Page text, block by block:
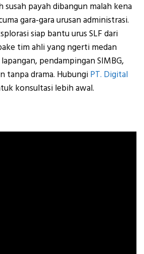
susah payah dibangun malah kena
gara-gara urusan administrasi.
siap bantu urus SLF dari
tim ahli yang ngerti medan
pendampingan SIMBG,
tanpa drama. Hubungi PT. Digital
konsultasi lebih awal.